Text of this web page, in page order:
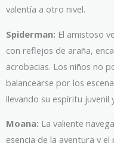
valentía a otro nivel.
Spiderman: El amistoso
con reflejos de araña,
acrobacias. Los niños no
balancearse por los
llevando su espíritu juvenil
Moana: La valiente
esencia de la aventura y